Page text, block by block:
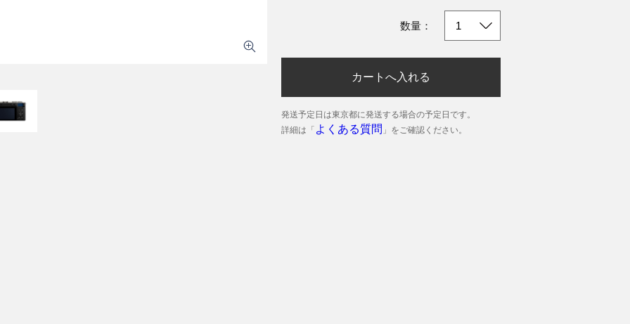
数量：
カートへ入れる
発送予定日は東京都に発送する場合の予定日です。
詳細は「 よくある質問 」をご確認ください。